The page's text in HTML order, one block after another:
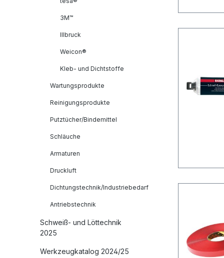
3M™
Illbruck
Weicon®
Kleb- und Dichtstoffe
Wartungsprodukte
Reinigungsprodukte
Putztücher/Bindemittel
Schläuche
Armaturen
Druckluft
Dichtungstechnik/Industriebedarf
Antriebstechnik
Schweiß- und Löttechnik
2025
Werkzeugkatalog 2024/25